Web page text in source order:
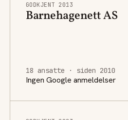
GODKJENT 2013
Barnehagenett AS
18 ansatte · siden 2010
Ingen Google anmeldelser